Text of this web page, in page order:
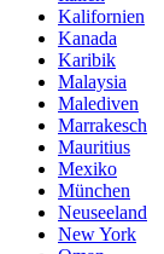
Kalifornien
Kanada
Karibik
Malaysia
Malediven
Marrakesch
Mauritius
Mexiko
München
Neuseeland
New York